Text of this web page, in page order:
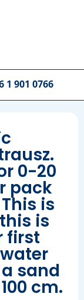
1 901 0766
0-20
pack
is
is
first
sand
cm.